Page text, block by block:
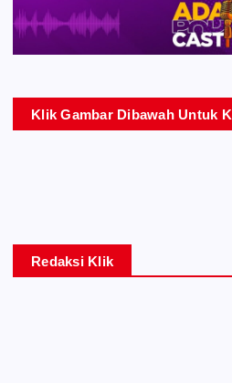
Klik Gambar Dibawah Untuk
Redaksi Klik